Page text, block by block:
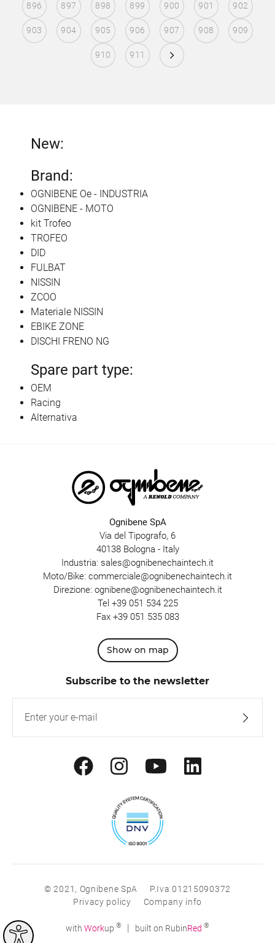
896 897 898 899 900 901 902
903 904 905 906 907 908 909
910 911
New:
Brand:
OGNIBENE Oe - INDUSTRIA
OGNIBENE - MOTO
kit Trofeo
TROFEO
DID
FULBAT
NISSIN
ZCOO
Materiale NISSIN
EBIKE ZONE
DISCHI FRENO NG
Spare part type:
OEM
Racing
Alternativa
Ognibene SpA
Via del Tipografo, 6
40138 Bologna - Italy
Industria: sales@ognibenechaintech.it
Moto/Bike: commerciale@ognibenechaintech.it
Direzione: ognibene@ognibenechaintech.it
Tel +39 051 534 225
Fax +39 051 535 083
Show on map
Subscribe to the newsletter
© 2021, Ognibene SpA
P.Iva 01215090372
Privacy policy
Company info
with Workup ® | built on RubinRed ®